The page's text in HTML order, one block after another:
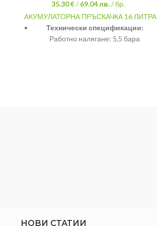
35.30 €/69.04лв. / бр.
АКУМУЛАТОРНА ПРЪСКАЧКА 16 ЛИТРА
Технически спецификации:
Работно налягане: 5,5 бара
НОВИ СТАТИИ